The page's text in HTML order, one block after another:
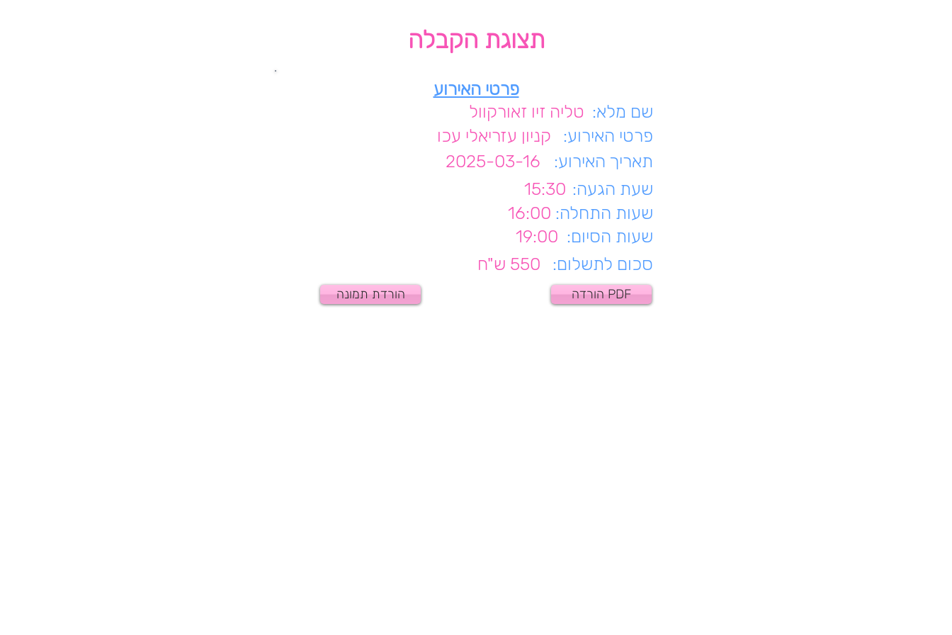
תצוגת הקבלה
פרטי האירוע
שם מלא: טליה זיו זאורקוול
קניון עזריאלי עכו
פרטי האירוע:
2025-03-16
תאריך האירוע:
15:30 שעת הגעה:
16:00 שעות התחלה:
19:00 שעות הסיום:
550 ש"ח
סכום לתשלום:
הורדת תמונה הורדה PDF